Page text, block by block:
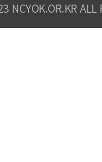
NCYOK.OR.KR ALL